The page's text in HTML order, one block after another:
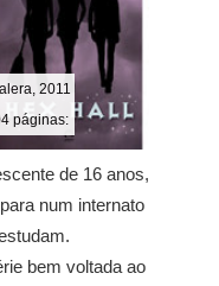
2011
páginas:
de 16 anos,
num internato
bem voltada ao